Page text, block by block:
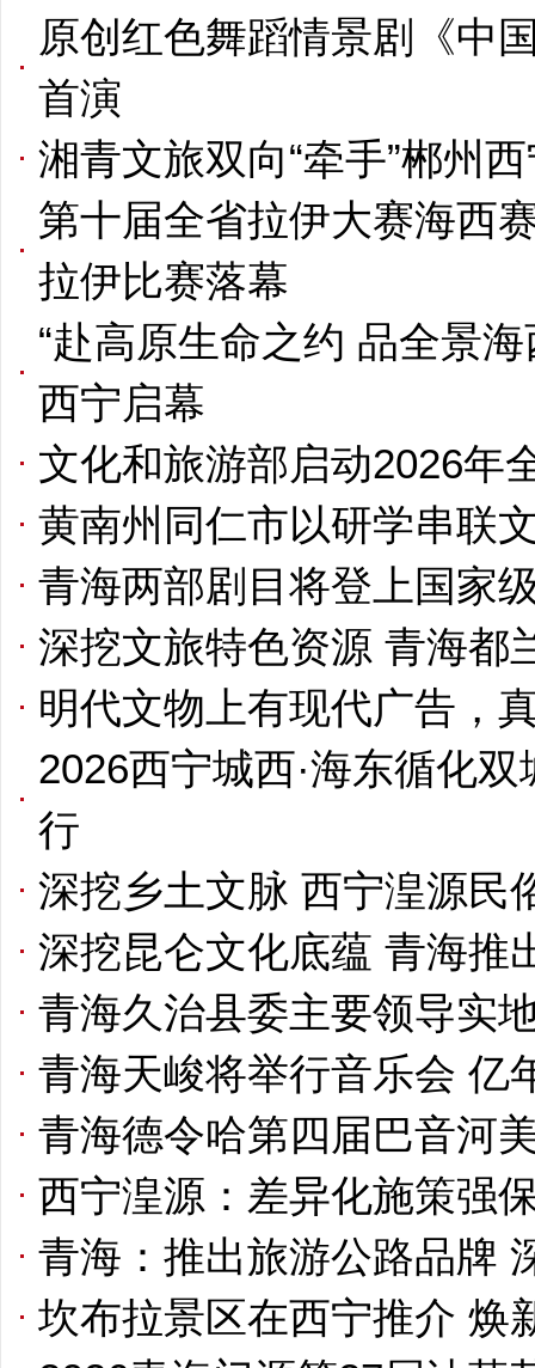
原创红色舞蹈情景剧《中
首演
湘青文旅双向“牵手”郴州
第十届全省拉伊大赛海西
拉伊比赛落幕
“赴高原生命之约 品全景
西宁启幕
文化和旅游部启动2026年
黄南州同仁市以研学串联
青海两部剧目将登上国家
深挖文旅特色资源 青海都
明代文物上有现代广告，
2026西宁城西·海东循化
行
深挖乡土文脉 西宁湟源民
深挖昆仑文化底蕴 青海推
青海久治县委主要领导实
青海天峻将举行音乐会 亿
青海德令哈第四届巴音河
西宁湟源：差异化施策强
青海：推出旅游公路品牌
坎布拉景区在西宁推介 焕